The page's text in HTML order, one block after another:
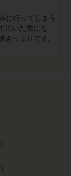
に行ってしまう
頂いた際にも
きっぷりです。